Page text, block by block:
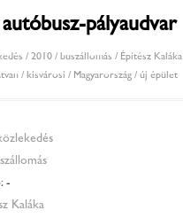
pályaudvar
/ 2010 / buszállomás / Építész Kaláka
/ kisvárosi / Magyarország / új épület
-
Kaláka